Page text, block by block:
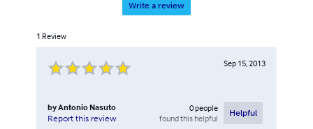
Write a review
1 Review
Sep 15, 2013
byAntonio Nasuto
Report this review
0people
found this helpful
Helpful